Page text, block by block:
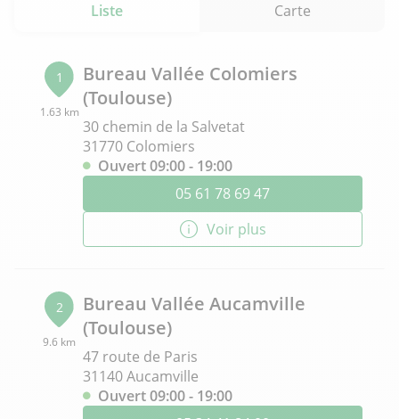
Liste Carte
1
1.63 km
Bureau Vallée Colomiers
(Toulouse)
30 chemin de la Salvetat
31770 Colomiers
Ouvert 09:00 - 19:00
05 61 78 69 47
Voir plus
2
9.6 km
Bureau Vallée Aucamville
(Toulouse)
47 route de Paris
31140 Aucamville
Ouvert 09:00 - 19:00